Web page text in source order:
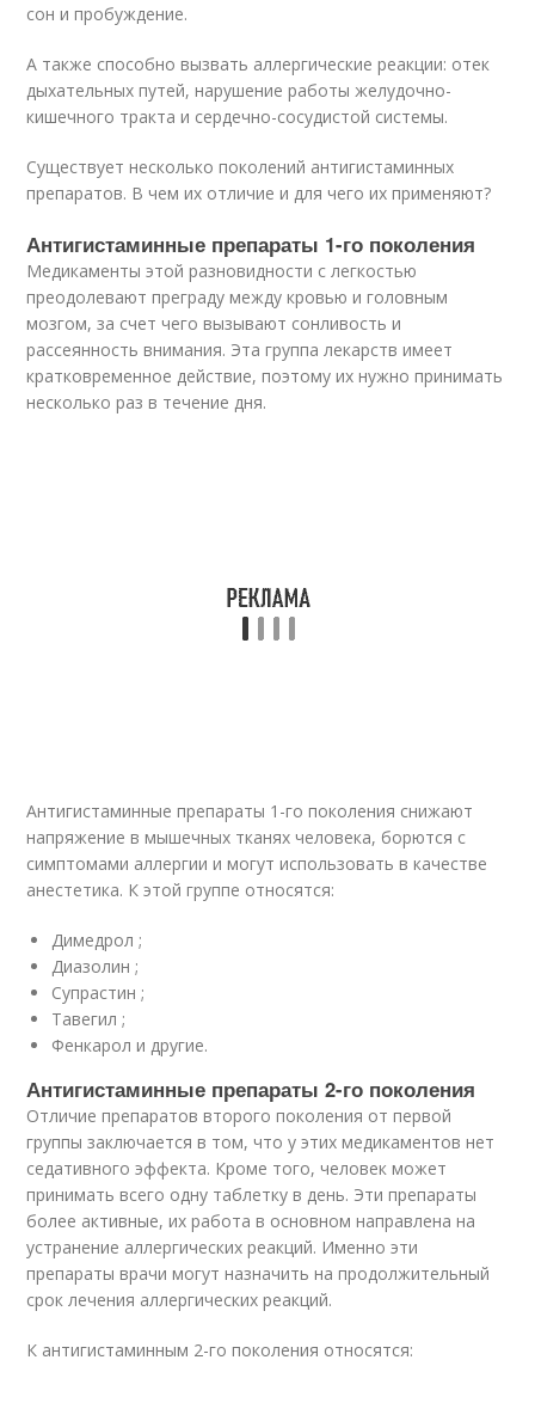
сон и пробуждение.
А также способно вызвать аллергические реакции: отек
дыхательных путей, нарушение работы желудочно-
кишечного тракта и сердечно-сосудистой системы.
Существует несколько поколений антигистаминных
препаратов. В чем их отличие и для чего их применяют?
Антигистаминные препараты 1-го поколения
Медикаменты этой разновидности с легкостью
преодолевают преграду между кровью и головным
мозгом, за счет чего вызывают сонливость и
рассеянность внимания. Эта группа лекарств имеет
кратковременное действие, поэтому их нужно принимать
несколько раз в течение дня.
Антигистаминные препараты 1-го поколения снижают
напряжение в мышечных тканях человека, борются с
симптомами аллергии и могут использовать в качестве
анестетика. К этой группе относятся:
Димедрол ;
Диазолин ;
Супрастин ;
Тавегил ;
Фенкарол и другие.
Антигистаминные препараты 2-го поколения
Отличие препаратов второго поколения от первой
группы заключается в том, что у этих медикаментов нет
седативного эффекта. Кроме того, человек может
принимать всего одну таблетку в день. Эти препараты
более активные, их работа в основном направлена на
устранение аллергических реакций. Именно эти
препараты врачи могут назначить на продолжительный
срок лечения аллергических реакций.
К антигистаминным 2-го поколения относятся: